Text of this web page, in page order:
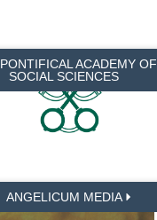
ACADEMY OF
SOCIAL SCIENCES
ANGELICUM MEDIA